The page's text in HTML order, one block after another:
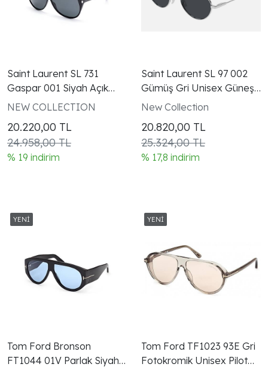
Saint Laurent SL 731
Gaspar 001 Siyah Açık
Mavi Unisex Güneş
NEW COLLECTION
20.220,00 TL
24.958,00 TL
% 19 indirim
Saint Laurent SL 97 002
Gümüş Gri Unisex Güneş
Gözlüğü
New Collection
20.820,00 TL
25.324,00 TL
% 17,8 indirim
Tom Ford Bronson
FT1044 01V Parlak Siyah
Tom Ford TF1023 93E Gri
Fotokromik Unisex Pilot